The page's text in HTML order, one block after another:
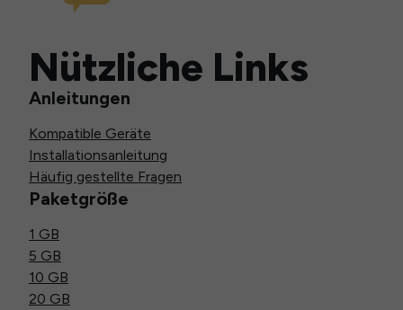
Nützliche Links
Anleitungen
Kompatible Geräte
Installationsanleitung
Häufig gestellte Fragen
Paketgröße
1 GB
5 GB
10 GB
20 GB